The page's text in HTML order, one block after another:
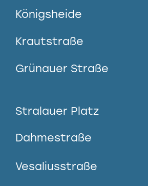
Königsheide
Krautstraße
Grünauer Straße
Stralauer Platz
Dahmestraße
Vesaliusstraße